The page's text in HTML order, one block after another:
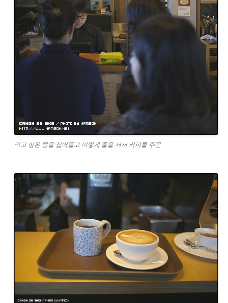
먹고 싶은 빵을 집어들고 이렇게 줄을 서서 커피를 주문